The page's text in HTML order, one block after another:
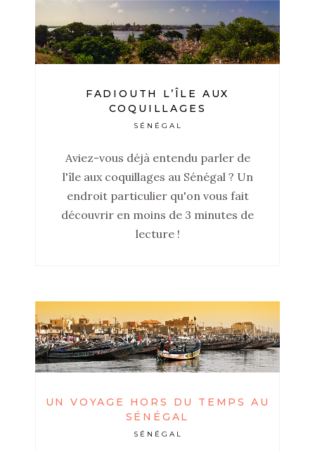
FADIOUTH L’ÎLE AUX
COQUILLAGES
SÉNÉGAL
Aviez-vous déjà entendu parler de
l'île aux coquillages au Sénégal ? Un
endroit particulier qu'on vous fait
découvrir en moins de 3 minutes de
lecture !
UN VOYAGE HORS DU TEMPS AU
SÉNÉGAL
SÉNÉGAL